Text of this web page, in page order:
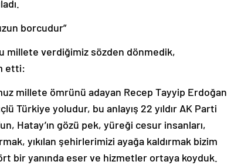
borcudur”
millete verdiğimiz sözden dönmedik,
etti:
millete ömrünü adayan Recep Tayyip Erdoğan
Türkiye yoludur, bu anlayış 22 yıldır AK Parti
Hatay’ın gözü pek, yüreği cesur insanları,
yıkılan şehirlerimizi ayağa kaldırmak bizim
bir yanında eser ve hizmetler ortaya koyduk.